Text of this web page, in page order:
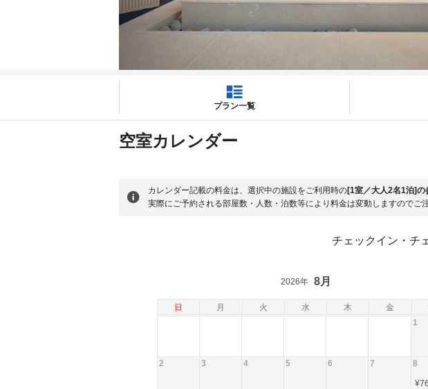
プラン一覧
空室カレンダー
カレンダー記載の料金は、選択中の施設をご利用時の[1室／大人2名1泊]の
実際にご予約される部屋数・人数・泊数等により料金は変動しますのでご
チェックイン・チ
日 月 火 水 木 金
2026年 8月
1
2 3 4 5 6 7 8
¥